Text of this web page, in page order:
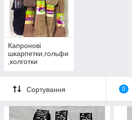
Капронові
шкарпетки,гольфи
,колготки
Сортування 0